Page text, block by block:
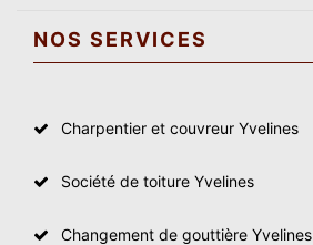
NOS SERVICES
Charpentier et couvreur Yvelines
Société de toiture Yvelines
Changement de gouttière Yvelines